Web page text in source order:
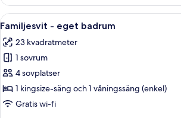
dubbelrum
eget
badrum
Öppna
alla
foton
för
Familjesvit
-
eget
Ett sovrum
5
Familjesvit - eget badrum
23 kvadratmeter
1 sovrum
4 sovplatser
1 kingsize-säng och 1 våningssäng (enkel)
Gratis wi-fi